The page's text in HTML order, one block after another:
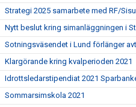
Strategi 2025 samarbete med RF/Sisu
Nytt beslut kring simanläggningen i
Sotningsväsendet i Lund förlänger
Klargörande kring kvalperioden 2021
Idrottsledarstipendiat 2021
Sommarsimskola 2021